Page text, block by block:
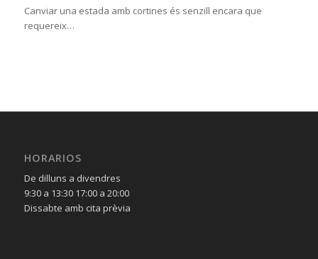
Canviar una estada amb cortines és senzill encara que
requereix…
HORARIOS
De dilluns a divendres
9:30 a 13:30 17:00 a 20:00
Dissabte amb cita prèvia